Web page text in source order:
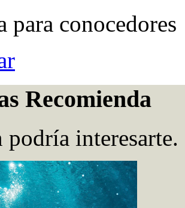
para conocedores
Recomienda
podría interesarte.